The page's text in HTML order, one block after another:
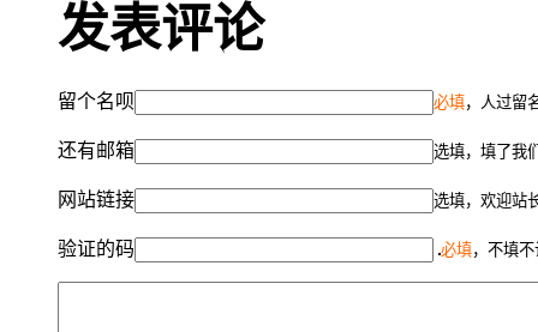
发表评论
留个名呗 必填，人过留
还有邮箱 选填，填了我
网站链接 选填，欢迎站
验证的码 必填，不填